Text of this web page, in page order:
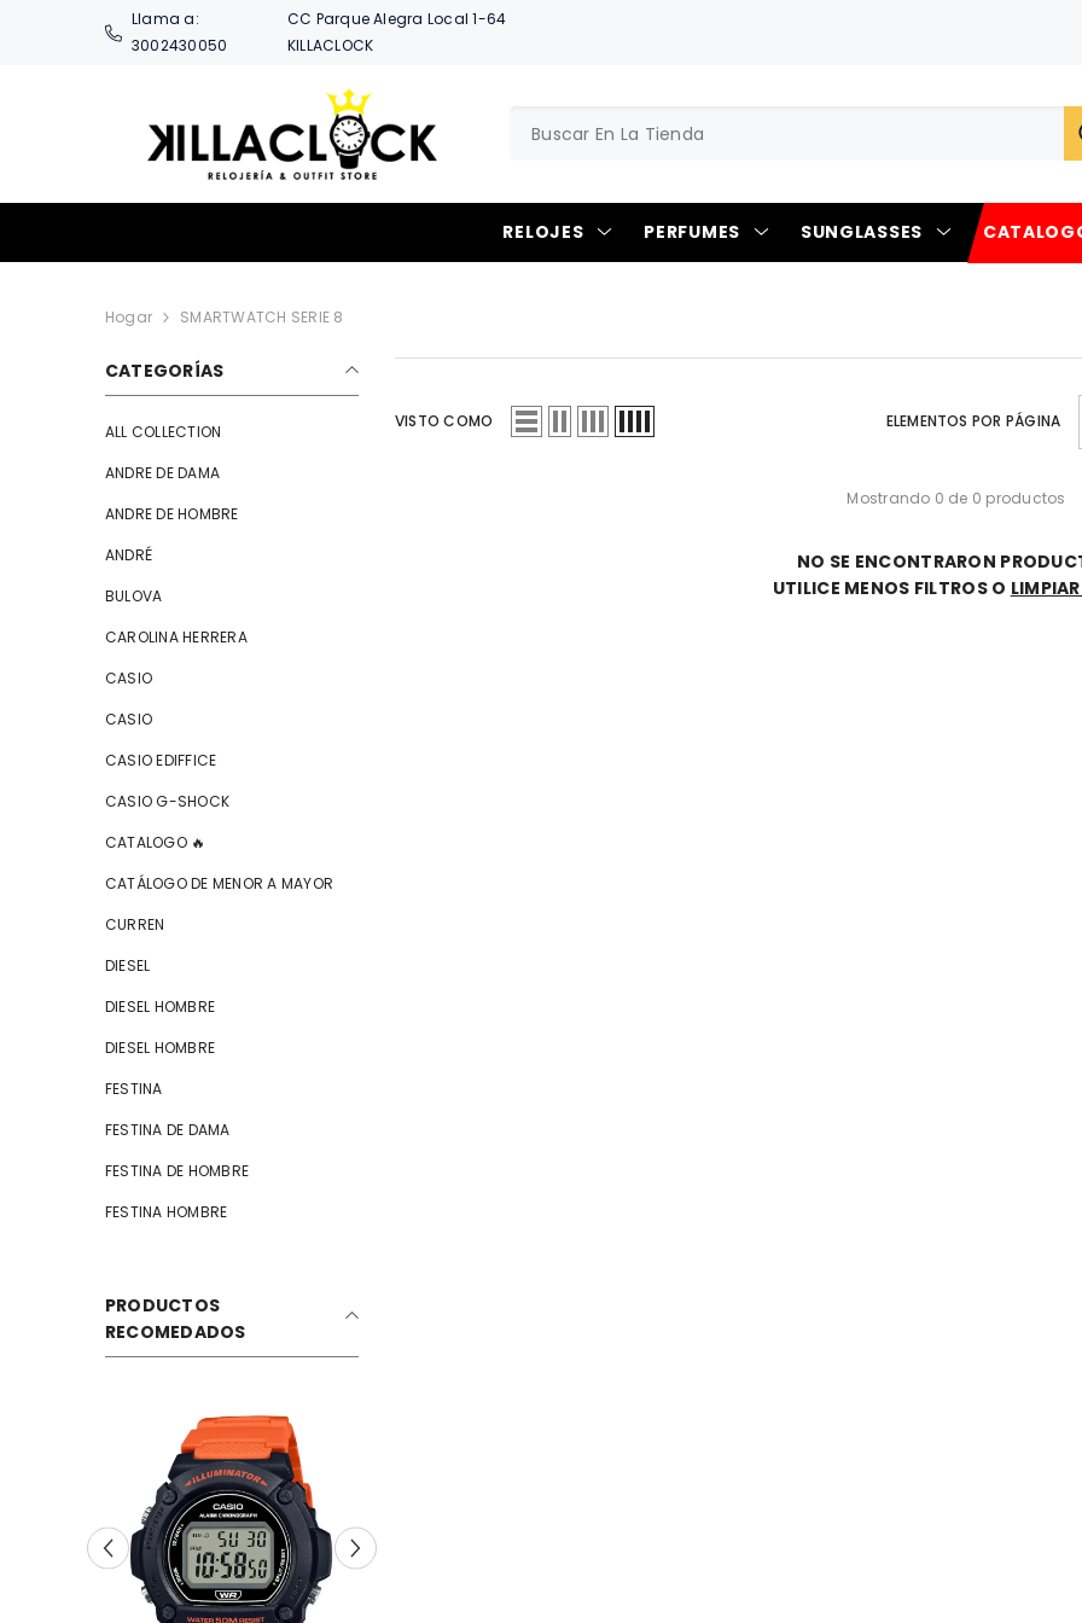
SALTAR AL CONTENIDO
Llama a:
3002430050
CC Parque Alegra Local 1-64
KILLACLOCK
RELOJES PERFUMES SUNGLASSES
Hogar SMARTWATCH SERIE 8
CATEGORÍAS
ALL COLLECTION
ANDRE DE DAMA
ANDRE DE HOMBRE
ANDRÉ
BULOVA
CAROLINA HERRERA
CASIO
CASIO
CASIO EDIFFICE
CASIO G-SHOCK
CATALOGO 🔥
CATÁLOGO DE MENOR A MAYOR
CURREN
DIESEL
DIESEL HOMBRE
DIESEL HOMBRE
FESTINA
FESTINA DE DAMA
FESTINA DE HOMBRE
FESTINA HOMBRE
PRODUCTOS
RECOMEDADOS
VISTO COMO ELEMENTOS POR PÁGINA
Mostrando 0 de 0 productos
NO SE ENCONTRARON
UTILICE MENOS FILTROS O